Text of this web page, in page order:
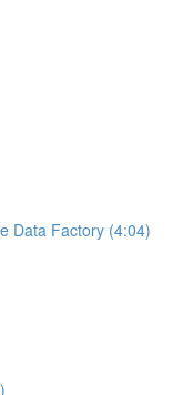
Data Factory (4:04)